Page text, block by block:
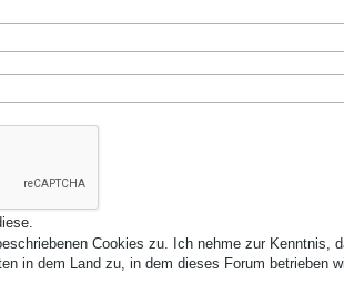
Cookies zu. Ich nehme zur
in dem Land zu, in dem dieses Forum betrieben